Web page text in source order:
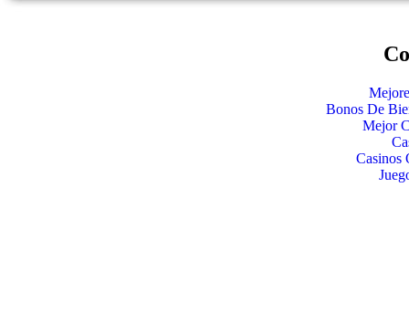
Bonos De
Mejor
Casinos